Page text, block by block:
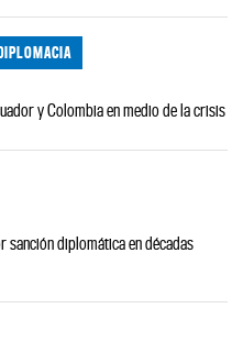
y Colombia en medio de la crisis
sanción diplomática en décadas